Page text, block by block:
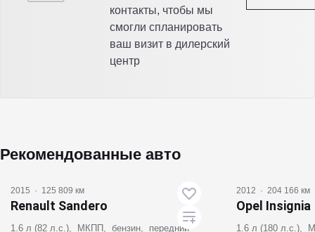
контакты, чтобы мы
смогли спланировать
ваш визит в дилерский
центр
Рекомендованные авто
2015 · 125 809 км
Renault Sandero
1.6 л (82 л.с.), МКПП, бензин, передний
2012 · 204 166 км
Opel Insignia
1.6 л (180 л.с.),